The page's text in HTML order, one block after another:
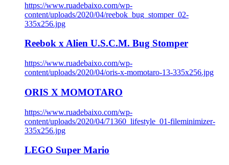
https://www.ruadebaixo.com/wp-
content/uploads/2020/04/reebok_bug_stomper_02-
335x256.jpg
Reebok x Alien U.S.C.M. Bug Stomper
https://www.ruadebaixo.com/wp-
content/uploads/2020/04/oris-x-momotaro-13-335x256.jpg
ORIS X MOMOTARO
https://www.ruadebaixo.com/wp-
content/uploads/2020/04/71360_lifestyle_01-fileminimizer-
335x256.jpg
LEGO Super Mario